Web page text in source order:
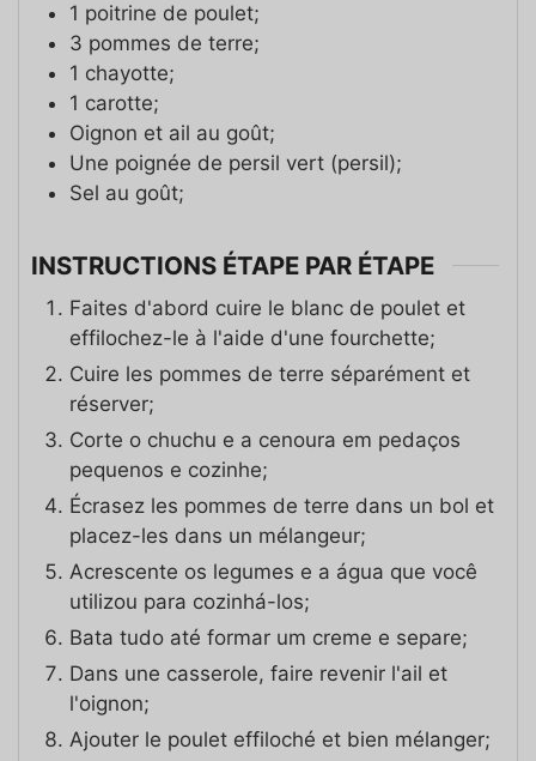
1 poitrine de poulet;
3 pommes de terre;
1 chayotte;
1 carotte;
Oignon et ail au goût;
Une poignée de persil vert (persil);
Sel au goût;
INSTRUCTIONS ÉTAPE PAR ÉTAPE
Faites d'abord cuire le blanc de poulet et
effilochez-le à l'aide d'une fourchette;
Cuire les pommes de terre séparément et
réserver;
Corte o chuchu e a cenoura em pedaços
pequenos e cozinhe;
Écrasez les pommes de terre dans un bol et
placez-les dans un mélangeur;
Acrescente os legumes e a água que você
utilizou para cozinhá-los;
Bata tudo até formar um creme e separe;
Dans une casserole, faire revenir l'ail et
l'oignon;
Ajouter le poulet effiloché et bien mélanger;